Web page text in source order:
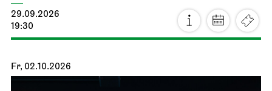
29.09.2026
19:30
Fr, 02.10.2026